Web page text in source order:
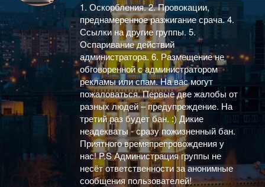
1. Оскорбления. 2. Провокации,
преднамеренное разжигание срача. 4.
Ссылки на другие группы. 5.
Оспаривание действий
администратора. 6. Размещение не
обговоренной с администратором
рекламы или спам. На вас могут
пожаловаться. Первые две жалобы от
разных людей – предупреждение. На
третий раз будет бан. :) Дикие
неадекваты - сразу пожизненный бан.
Приятного времяпрепровождения у
нас! P.S Администрация группы не
несёт ответственности за анонимные
сообщения пользователей!